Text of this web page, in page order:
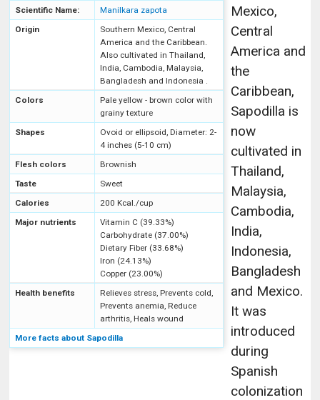
Scientific Name:
Manilkara zapota
Origin
Southern Mexico, Central
America and the Caribbean.
Also cultivated in Thailand,
India, Cambodia, Malaysia,
Bangladesh and Indonesia .
Colors
Pale yellow - brown color with
grainy texture
Shapes
Ovoid or ellipsoid, Diameter: 2-
4 inches (5-10 cm)
Flesh colors
Brownish
Taste
Sweet
Calories
200 Kcal./cup
Major nutrients
Vitamin C (39.33%)
Carbohydrate (37.00%)
Dietary Fiber (33.68%)
Iron (24.13%)
Copper (23.00%)
Health benefits
Relieves stress, Prevents cold,
Prevents anemia, Reduce
arthritis, Heals wound
More facts about Sapodilla
Mexico,
Central
America and
the
Caribbean,
Sapodilla is
now
cultivated in
Thailand,
Malaysia,
Cambodia,
India,
Indonesia,
Bangladesh
and Mexico.
It was
introduced
during
Spanish
colonization